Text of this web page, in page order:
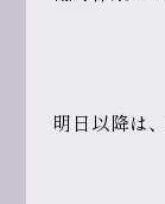
明日以降は